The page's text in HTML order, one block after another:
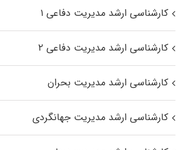
کارشناسی ارشد مدیریت دفاعی ۱
کارشناسی ارشد مدیریت دفاعی ۲
کارشناسی ارشد مدیریت بحران
کارشناسی ارشد مدیریت جهانگردی